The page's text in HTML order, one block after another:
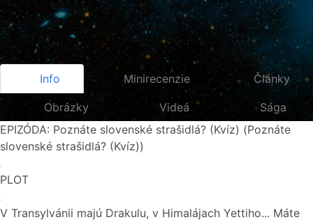
Info Minirecenzie Články
Obrázky Videá
Sága
EPIZÓDA: Poznáte slovenské strašidlá? (Kvíz) (Poznáte
slovenské strašidlá? (Kvíz))
PLOT
V Transylvánii majú Drakulu, v Himalájach Yettiho... Máte